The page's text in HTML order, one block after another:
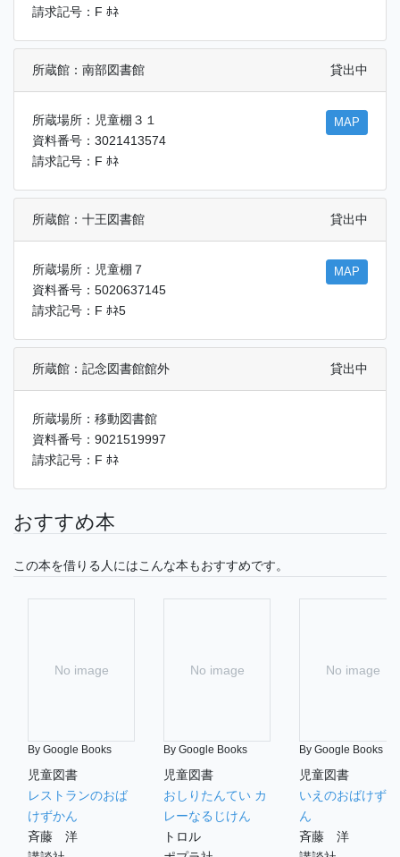
請求記号：F ﾎﾈ
所蔵館：南部図書館 貸出中
所蔵場所：児童棚３１
資料番号：3021413574
請求記号：F ﾎﾈ
MAP
所蔵館：十王図書館 貸出中
所蔵場所：児童棚７
資料番号：5020637145
請求記号：F ﾎﾈ5
MAP
所蔵館：記念図書館館外 貸出中
所蔵場所：移動図書館
資料番号：9021519997
請求記号：F ﾎﾈ
おすすめ本
この本を借りる人にはこんな本もおすすめです。
No image
By Google Books
児童図書
レストランのおば
けずかん
斉藤 洋
No image
By Google Books
児童図書
おしりたんてい カ
レーなるじけん
トロル
No image
By Google Books
児童図書
いえのおばけずか
ん
斉藤 洋